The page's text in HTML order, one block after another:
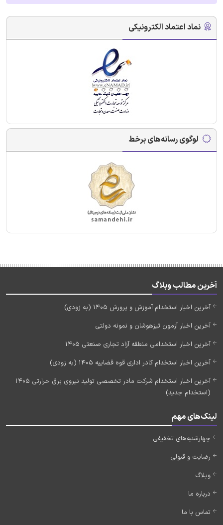
نماد اعتماد الکترونیکی
لوگوی رسانه‌های برخط
آخرین مطالب وبلاگ
آخرین اخبار استخدام آموزش و پرورش 1405 (به زودی)
آخرین اخبار آزمون تیزهوشان و نمونه دولتی
آخرین اخبار استخدامی منطقه آزاد تجاری صنعتی 1405
آخرین اخبار استخدام کادر اداری قوه قضاییه 1405 (به زودی)
آخرین اخبار استخدام شرکت مادر تخصصی تولید نیروی برق حرارتی 1405
(استخدام جدید)
لینک‌های مهم
چهارشنبه‌های تخفیفی
رضایت و قبولی
وبلاگ
درباره ما
تماس با ما